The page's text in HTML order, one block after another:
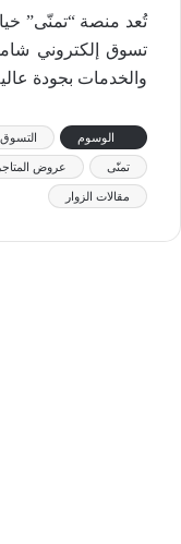
تُعد منصة “تمنّى”
تسوق إلكتروني
والخدمات بجودة
الوسوم التسوق
تمنّى عروض المتاجر
مقالات الزوار